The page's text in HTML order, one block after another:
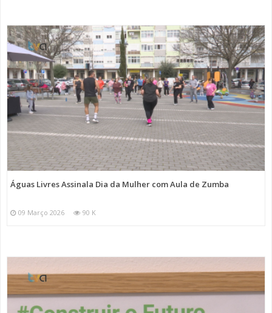
Águas Livres Assinala Dia da Mulher com Aula de Zumba
09 Março 2026 90 K